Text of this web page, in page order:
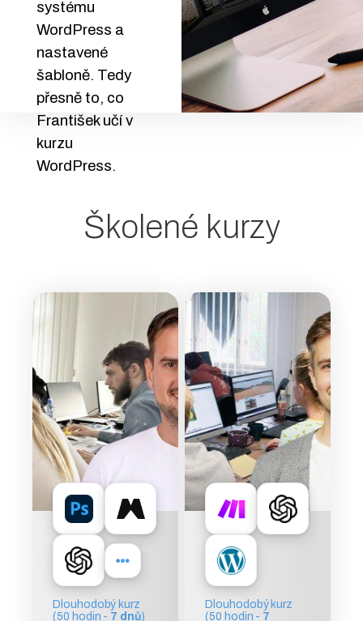
systému
WordPress a
nastavené
šabloně. Tedy
přesně to, co
František učí v
kurzu
WordPress.
Školené kurzy
Dlouhodobý kurz
(50 hodin - 7 dnů)
Dlouhodobý kurz
(50 hodin - 7